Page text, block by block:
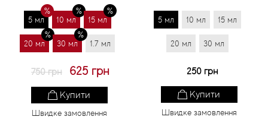
5 мл 10 мл 15 мл
20 мл 30 мл 1.7 мл
750 грн 625 грн
Купити
Швидке замовлення
5 мл 10 мл 15 мл
20 мл 30 мл
250 грн
Купити
Швидке замовлення